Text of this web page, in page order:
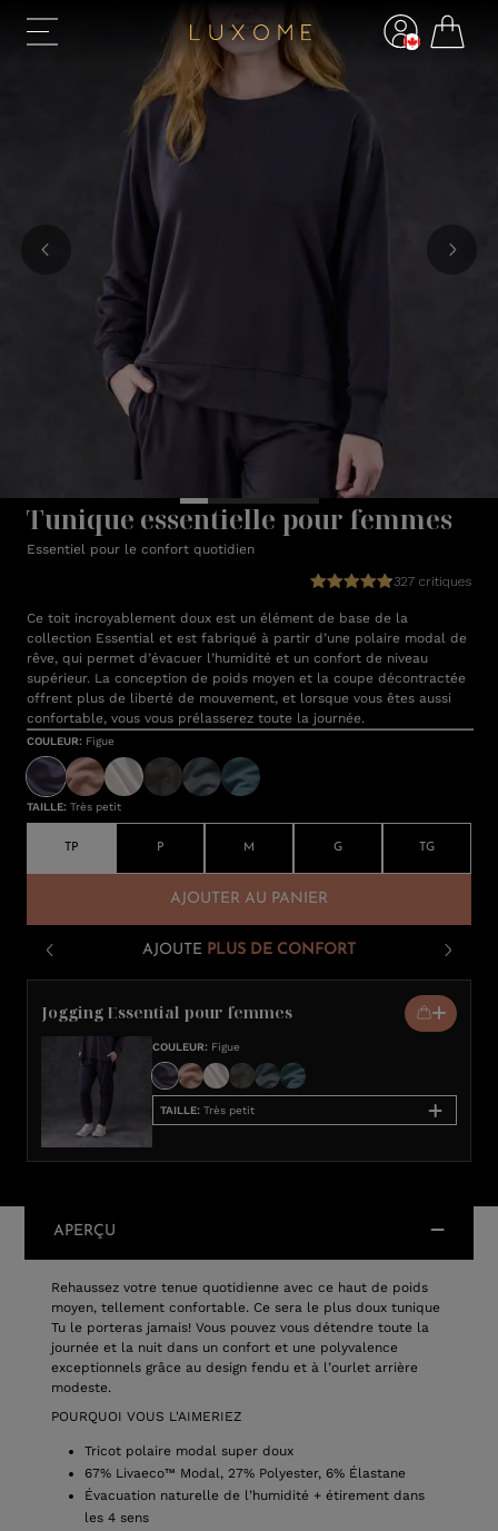
Tunique essentielle pour femmes
Essentiel pour le confort quotidien
327 critiques
Ce toit incroyablement doux est un élément de base de la
collection Essential et est fabriqué à partir d’une polaire modal de
rêve, qui permet d’évacuer l’humidité et un confort de niveau
supérieur. La conception de poids moyen et la coupe décontractée
offrent plus de liberté de mouvement, et lorsque vous êtes aussi
confortable, vous vous prélasserez toute la journée.
COULEUR: Figue
TAILLE: Très petit
TP P M G TG
AJOUTER AU PANIER
AJOUTE PLUS DE CONFORT
Jogging Essential pour femmes
COULEUR: Figue
TAILLE: Très petit
APERÇU
Rehaussez votre tenue quotidienne avec ce haut de poids
moyen, tellement confortable. Ce sera le plus doux tunique
Tu le porteras jamais! Vous pouvez vous détendre toute la
journée et la nuit dans un confort et une polyvalence
exceptionnels grâce au design fendu et à l’ourlet arrière
modeste.
POURQUOI VOUS L'AIMERIEZ
Tricot polaire modal super doux
67% Livaeco™ Modal, 27% Polyester, 6% Élastane
Évacuation naturelle de l’humidité + étirement dans
les 4 sens